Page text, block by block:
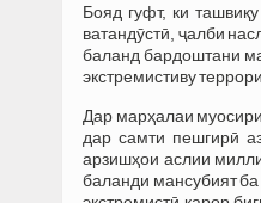
Бояд гуфт, ки
ватандӯстӣ, ҷалби
баланд бардоштани
экстремистиву
Дар марҳалаи
дар самти пешгирӣ
арзишҳои аслии
баланди мансубият ба